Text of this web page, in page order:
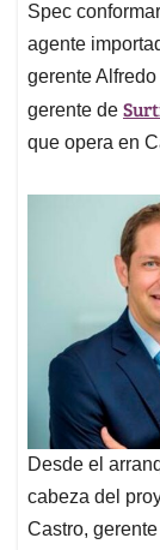
Spec
agente
gerente
gerente de
que opera en
Desde el
cabeza del
Castro,